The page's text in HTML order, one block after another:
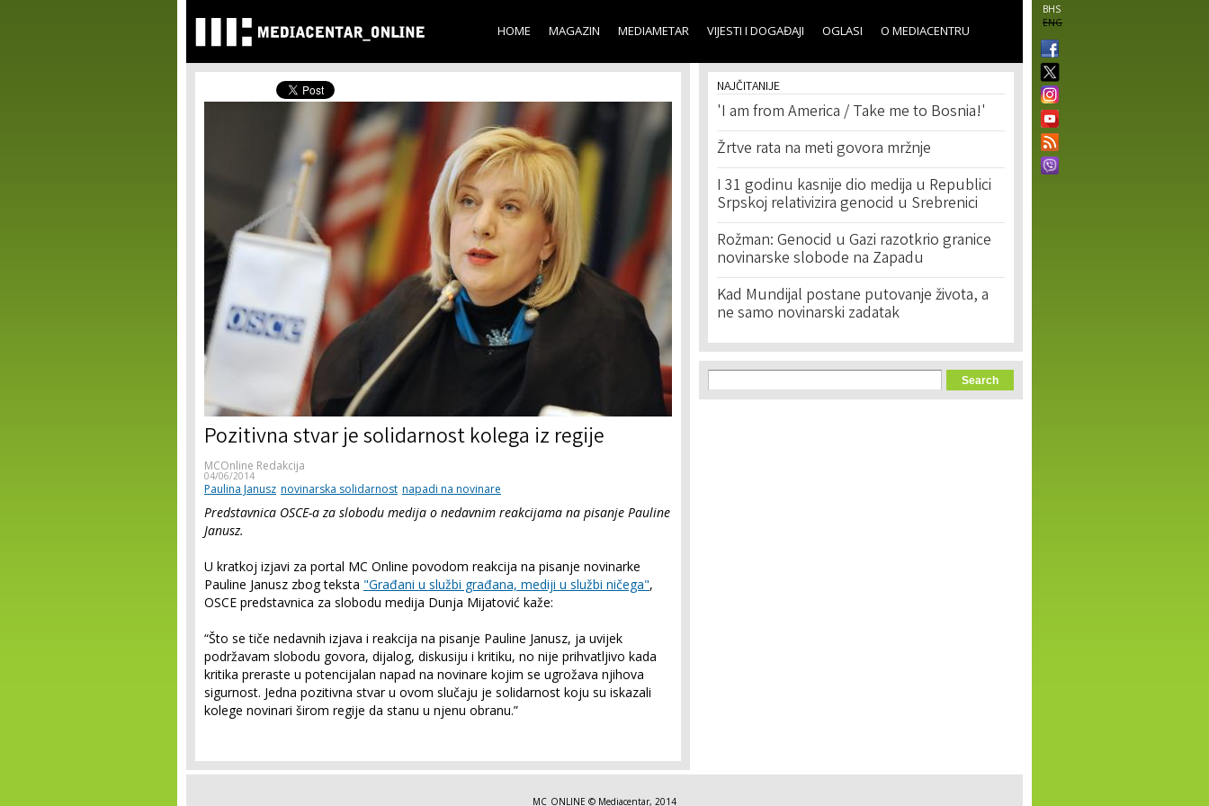
main
content
BHS
ENG
HOME MAGAZIN MEDIAMETAR VIJESTI I DOGAĐAJI OGLASI O MEDIACENTRU
Pozitivna stvar je solidarnost kolega iz regije
MCOnline Redakcija
04/06/2014
Paulina Janusz novinarska solidarnost napadi na novinare
Predstavnica OSCE-a za slobodu medija o nedavnim reakcijama na pisanje Pauline
Janusz.
U kratkoj izjavi za portal MC Online povodom reakcija na pisanje novinarke
Pauline Janusz zbog teksta "Građani u službi građana, mediji u službi ničega",
OSCE predstavnica za slobodu medija Dunja Mijatović kaže:
“Što se tiče nedavnih izjava i reakcija na pisanje Pauline Janusz, ja uvijek
podržavam slobodu govora, dijalog, diskusiju i kritiku, no nije prihvatljivo kada
kritika preraste u potencijalan napad na novinare kojim se ugrožava njihova
sigurnost. Jedna pozitivna stvar u ovom slučaju je solidarnost koju su iskazali
kolege novinari širom regije da stanu u njenu obranu.”
NAJČITANIJE
'I am from America / Take me to Bosnia!'
Žrtve rata na meti govora mržnje
I 31 godinu kasnije dio medija u Republici
Srpskoj relativizira genocid u Srebrenici
Rožman: Genocid u Gazi razotkrio granice
novinarske slobode na Zapadu
Kad Mundijal postane putovanje života, a
ne samo novinarski zadatak
Search form
Search
MC_ONLINE © Mediacentar, 2014